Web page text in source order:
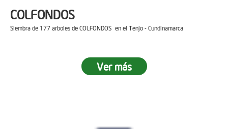
COLFONDOS
Siembra de 177 arboles de COLFONDOS en el Tenjo - Cundinamarca
Ver más